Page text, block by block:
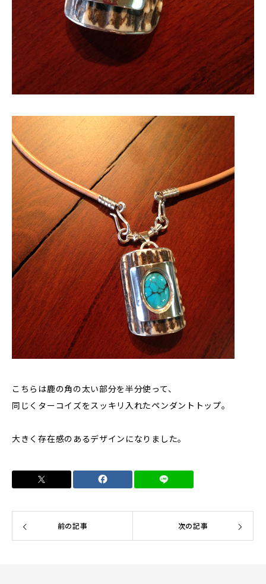
こちらは鹿の角の太い部分を半分使って、
同じくターコイズをスッキリ入れたペンダントトップ。
大きく存在感のあるデザインになりました。
前の記事 次の記事